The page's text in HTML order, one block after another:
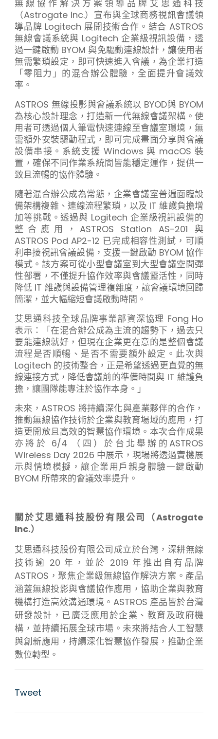
無線協作解決方案領導品牌艾思通科技
（Astrogate Inc.）宣布與全球商務視訊會議領
導品牌 Logitech 展開技術合作。結合 ASTROS
無線會議系統與 Logitech 企業級視訊設備，透
過一鍵啟動 BYOM 與免驅動連線設計，讓使用者
無需繁瑣設定，即可快速進入會議，為企業打造
「零阻力」的混合辦公體驗，全面提升會議效
率。
ASTROS 無線投影與會議系統以 BYOD與 BYOM
為核心設計理念，打造新一代無線會議架構。使
用者可透過個人筆電快速連線至會議室環境，無
需額外安裝驅動程式，即可完成畫面分享與會議
設備串接。系統支援 Windows 與 macOS 裝
置，確保不同作業系統間皆能穩定運作，提供一
致且流暢的協作體驗。
隨著混合辦公成為常態，企業會議室普遍面臨設
備架構複雜、連線流程繁瑣，以及 IT 維護負擔增
加等挑戰。透過與 Logitech 企業級視訊設備的
整合應用，ASTROS Station AS-201 與
ASTROS Pod AP2-12 已完成相容性測試，可順
利串接視訊會議設備，支援一鍵啟動 BYOM 協作
模式。該方案可從小型會議室到大型會議空間彈
性部署，不僅提升協作效率與會議靈活性，同時
降低 IT 維護與設備管理複雜度，讓會議環境回歸
簡潔，並大幅縮短會議啟動時間。
艾思通科技全球品牌事業部資深協理 Fong Ho
表示：「在混合辦公成為主流的趨勢下，過去只
要能連線就好，但現在企業更在意的是整個會議
流程是否順暢、是否不需要額外設定。此次與
Logitech 的技術整合，正是希望透過更直覺的無
線連接方式，降低會議前的準備時間與 IT 維護負
擔，讓團隊能專注於協作本身。」
未來，ASTROS 將持續深化與產業夥伴的合作，
推動無線協作技術於企業與教育場域的應用，打
造更開放且高效的智慧協作環境。本次合作成果
亦將於 6/4 （四）於台北舉辦的ASTROS
Wireless Day 2026 中展示，現場將透過實機展
示與情境模擬，讓企業用戶親身體驗一鍵啟動
BYOM 所帶來的會議效率提升。
關於艾思通科技股份有限公司（Astrogate
Inc.）
艾思通科技股份有限公司成立於台灣，深耕無線
技術逾 20 年，並於 2019 年推出自有品牌
ASTROS，聚焦企業級無線協作解決方案。產品
涵蓋無線投影與會議協作應用，協助企業與教育
機構打造高效溝通環境。ASTROS 產品皆於台灣
研發設計，已廣泛應用於企業、教育及政府機
構，並持續拓展全球市場。未來將結合人工智慧
與創新應用，持續深化智慧協作發展，推動企業
數位轉型。
Tweet